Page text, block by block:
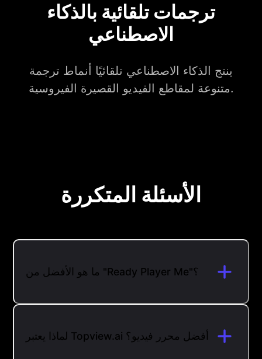
ترجمات تلقائية بالذكاء
الاصطناعي
ينتج الذكاء الاصطناعي تلقائيًا أنماط ترجمة
متنوعة لمقاطع الفيديو القصيرة الفيروسية.
الأسئلة المتكررة
ما هو الأفضل من "Ready Player Me"؟
لماذا يعتبر Topview.ai أفضل محرر فيديو؟